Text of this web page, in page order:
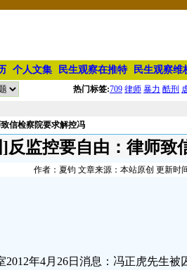
个人文集 民生观察在推特 民生观察维
热门标签:709 律师 暴力 酷刑
信检察院要求解控冯
反监控要自由：律师致
作者：夏钧 文章来源：本站原创 更新时
2012年4月26日消息：冯正虎先生